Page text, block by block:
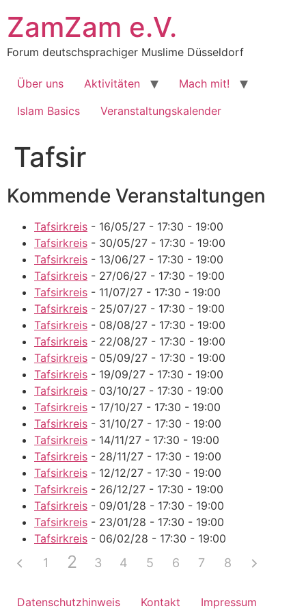
Inhalt
springen
ZamZam e.V.
Forum deutschsprachiger Muslime Düsseldorf
Über uns Aktivitäten
Mach mit!
Islam Basics
Veranstaltungskalender
Tafsir
Kommende Veranstaltungen
Tafsirkreis - 16/05/27 - 17:30 - 19:00
Tafsirkreis - 30/05/27 - 17:30 - 19:00
Tafsirkreis - 13/06/27 - 17:30 - 19:00
Tafsirkreis - 27/06/27 - 17:30 - 19:00
Tafsirkreis - 11/07/27 - 17:30 - 19:00
Tafsirkreis - 25/07/27 - 17:30 - 19:00
Tafsirkreis - 08/08/27 - 17:30 - 19:00
Tafsirkreis - 22/08/27 - 17:30 - 19:00
Tafsirkreis - 05/09/27 - 17:30 - 19:00
Tafsirkreis - 19/09/27 - 17:30 - 19:00
Tafsirkreis - 03/10/27 - 17:30 - 19:00
Tafsirkreis - 17/10/27 - 17:30 - 19:00
Tafsirkreis - 31/10/27 - 17:30 - 19:00
Tafsirkreis - 14/11/27 - 17:30 - 19:00
Tafsirkreis - 28/11/27 - 17:30 - 19:00
Tafsirkreis - 12/12/27 - 17:30 - 19:00
Tafsirkreis - 26/12/27 - 17:30 - 19:00
Tafsirkreis - 09/01/28 - 17:30 - 19:00
Tafsirkreis - 23/01/28 - 17:30 - 19:00
Tafsirkreis - 06/02/28 - 17:30 - 19:00
1 2 3 4 5 6 7 8
Datenschutzhinweis Kontakt Impressum